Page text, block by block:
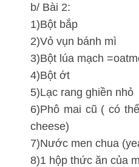
b/ Bài 2:
1)Bột bắp
2)Vỏ vụn bánh mì
3)Bột lúa mạch
4)Bột ớt
5)Lạc rang ghiền nhỏ
6)Phô mai cũ ( có
cheese)
7)Nước men chua
8)1 hộp thức ăn của